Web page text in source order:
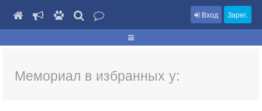
Вход Зарег.
Мемориал в избранных у: